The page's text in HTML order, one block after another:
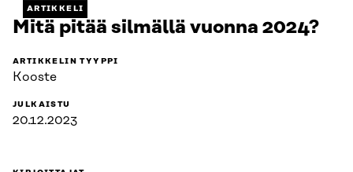
ARTIKKELI
Mitä pitää silmällä vuonna 2024?
ARTIKKELIN TYYPPI
Kooste
JULKAISTU
20.12.2023